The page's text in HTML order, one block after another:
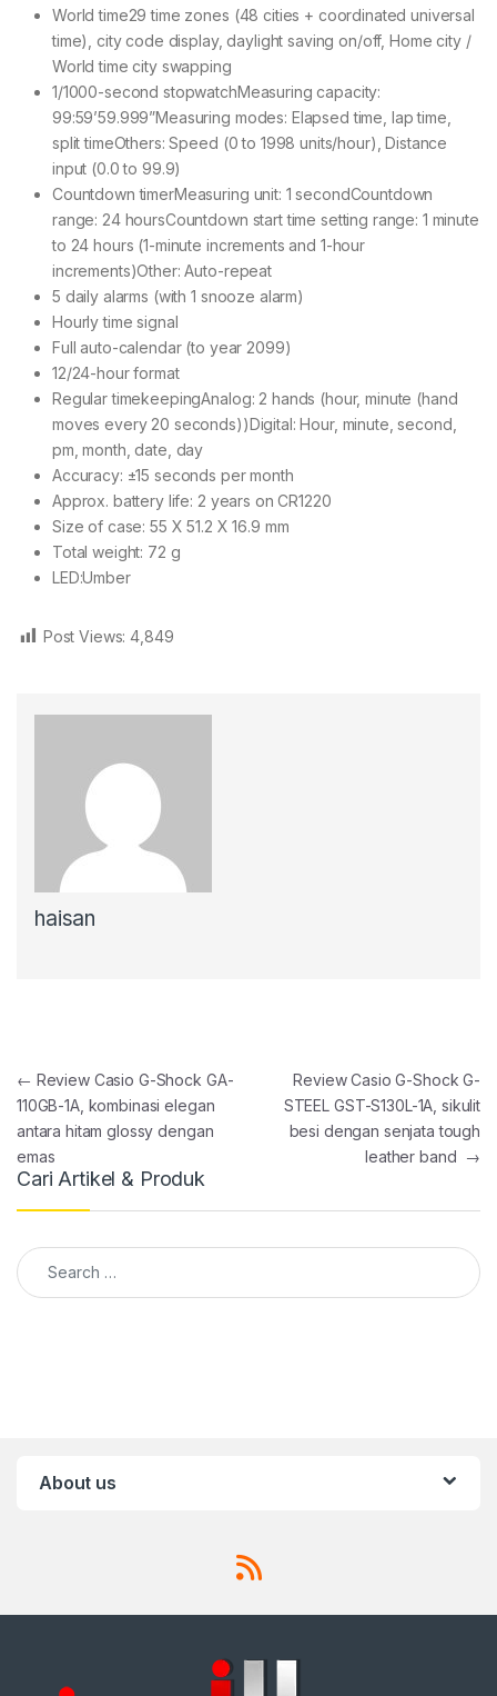
World time29 time zones (48 cities + coordinated universal
time), city code display, daylight saving on/off, Home city /
World time city swapping
1/1000-second stopwatchMeasuring capacity:
99:59’59.999”Measuring modes: Elapsed time, lap time,
split timeOthers: Speed (0 to 1998 units/hour), Distance
input (0.0 to 99.9)
Countdown timerMeasuring unit: 1 secondCountdown
range: 24 hoursCountdown start time setting range: 1 minute
to 24 hours (1-minute increments and 1-hour
increments)Other: Auto-repeat
5 daily alarms (with 1 snooze alarm)
Hourly time signal
Full auto-calendar (to year 2099)
12/24-hour format
Regular timekeepingAnalog: 2 hands (hour, minute (hand
moves every 20 seconds))Digital: Hour, minute, second,
pm, month, date, day
Accuracy: ±15 seconds per month
Approx. battery life: 2 years on CR1220
Size of case: 55 X 51.2 X 16.9 mm
Total weight: 72 g
LED:Umber
Post Views: 4,849
haisan
Post navigation
← Review Casio G-Shock GA-
110GB-1A, kombinasi elegan
antara hitam glossy dengan
emas
Review Casio G-Shock G-
STEEL GST-S130L-1A, sikulit
besi dengan senjata tough
leather band →
Cari Artikel & Produk
Search for:
About us